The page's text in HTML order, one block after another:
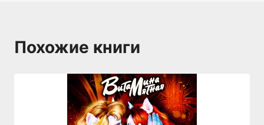
Похожие книги